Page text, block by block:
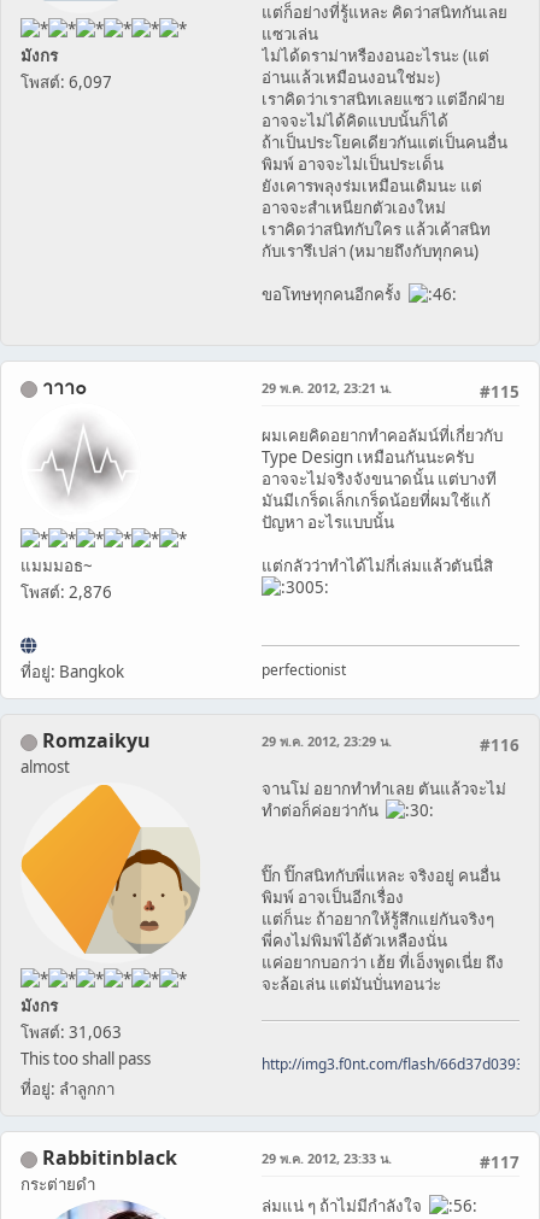
มังกร
โพสต์: 6,097
แต่ก็อย่างที่รู้แหละ คิดว่าสนิทกันเลย
แซวเล่น
ไม่ได้ดราม่าหรืองอนอะไรนะ (แต่
อ่านแล้วเหมือนงอนใช่มะ)
เราคิดว่าเราสนิทเลยแซว แต่อีกฝ่าย
อาจจะไม่ได้คิดแบบนั้นก็ได้
ถ้าเป็นประโยคเดียวกันแต่เป็นคนอื่น
พิมพ์ อาจจะไม่เป็นประเด็น
ยังเคารพลุงร่มเหมือนเดิมนะ แต่
อาจจะสำเหนียกตัวเองใหม่
เราคิดว่าสนิทกับใคร แล้วเค้าสนิท
กับเรารึเปล่า (หมายถึงกับทุกคน)
ขอโทษทุกคนอีกครั้ง
าาา๐
แมมมอธ~
โพสต์: 2,876
ที่อยู่: Bangkok
#115
29 พ.ค. 2012, 23:21 น.
ผมเคยคิดอยากทำคอลัมน์ที่เกี่ยวกับ
Type Design เหมือนกันนะครับ
อาจจะไม่จริงจังขนาดนั้น แต่บางที
มันมีเกร็ดเล็กเกร็ดน้อยที่ผมใช้แก้
ปัญหา อะไรแบบนั้น
แต่กลัวว่าทำได้ไม่กี่เล่มแล้วตันนี่สิ
perfectionist
Romzaikyu
almost
มังกร
โพสต์: 31,063
This too shall pass
ที่อยู่: ลำลูกกา
#116
29 พ.ค. 2012, 23:29 น.
จานโม่ อยากทำทำเลย ตันแล้วจะไม่
ทำต่อก็ค่อยว่ากัน
ปิ๊ก ปิ๊กสนิทกับพี่แหละ จริงอยู่ คนอื่น
พิมพ์ อาจเป็นอีกเรื่อง
แต่ก็นะ ถ้าอยากให้รู้สึกแย่กันจริงๆ
พี่คงไม่พิมพ์ไอ้ตัวเหลืองนั่น
แค่อยากบอกว่า เฮ้ย ที่เอ็งพูดเนี่ย ถึง
จะล้อเล่น แต่มันบั่นทอนว่ะ
http://img3.f0nt.com/flash/
Rabbitinblack
กระต่ายดำ
#117
29 พ.ค. 2012, 23:33 น.
ล่มแน่ ๆ ถ้าไม่มีกำลังใจ